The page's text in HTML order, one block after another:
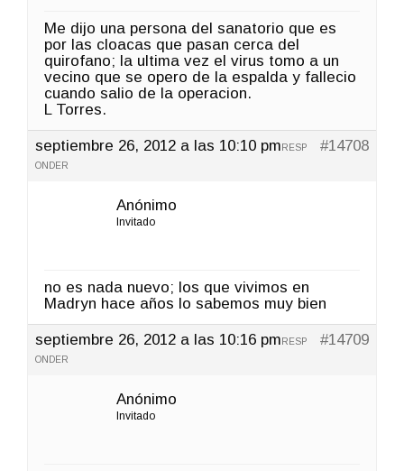
Me dijo una persona del sanatorio que es
por las cloacas que pasan cerca del
quirofano; la ultima vez el virus tomo a un
vecino que se opero de la espalda y fallecio
cuando salio de la operacion.
L Torres.
septiembre 26, 2012 a las 10:10 pm #14708
RESP
ONDER
Anónimo
Invitado
no es nada nuevo; los que vivimos en
Madryn hace años lo sabemos muy bien
septiembre 26, 2012 a las 10:16 pm #14709
RESP
ONDER
Anónimo
Invitado